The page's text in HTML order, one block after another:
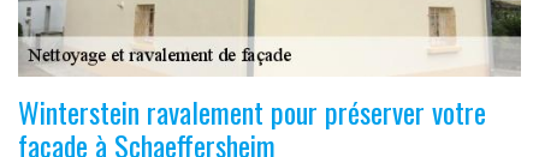
Winterstein ravalement pour préserver votre
façade à Schaeffersheim